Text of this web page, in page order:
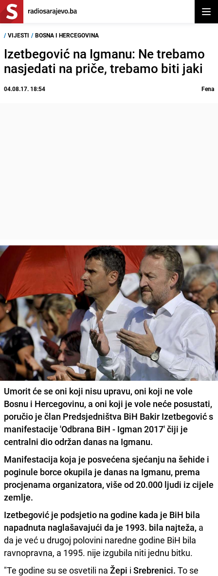
/ VIJESTI / BOSNA I HERCEGOVINA
Izetbegović na Igmanu: Ne trebamo
nasjedati na priče, trebamo biti jaki
04.08.17. 18:54 Fena
Umorit će se oni koji nisu upravu, oni koji ne vole
Bosnu i Hercegovinu, a oni koji je vole neće posustati,
poručio je član Predsjedništva BiH Bakir Izetbegović s
manifestacije 'Odbrana BiH - Igman 2017' čiji je
centralni dio održan danas na Igmanu.
Manifestacija koja je posvećena sjećanju na šehide i
poginule borce okupila je danas na Igmanu, prema
procjenama organizatora, više od 20.000 ljudi iz cijele
zemlje.
Izetbegović je podsjetio na godine kada je BiH bila
napadnuta naglašavajući da je 1993. bila najteža, a
da je već u drugoj polovini naredne godine BiH bila
ravnopravna, a 1995. nije izgubila niti jednu bitku.
"Te godine su se osvetili na Žepi i Srebrenici. To se